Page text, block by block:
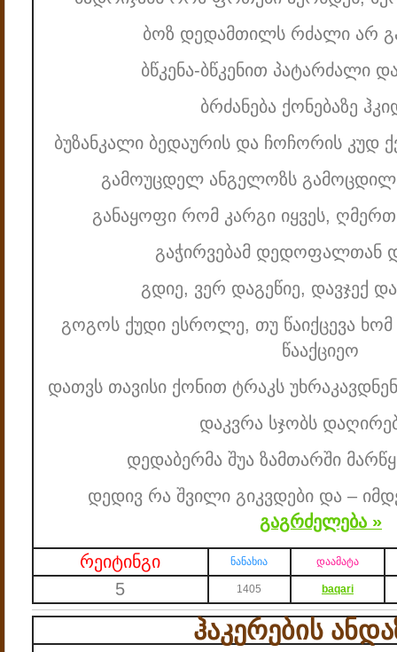
ბოზ დედამთილს რძალი არ
ბწკენა-ბწკენით პატარძალი
ბრძანება ქონებაზე
ბუზანკალი ბედაურის და ჩოჩორის კუდ
გამოუცდელ ანგელოზს
განაყოფი რომ კარგი იყვეს,
გაჭირვებამ დედოფალთან
გდიე, ვერ დაგეწიე, დავჯექ
გოგოს ქუდი ესროლე, თუ წაიქცევა
წააქციეო
დათვს თავისი ქონით ტრაკს
დაკვრა სჯობს
დედაბერმა შუა ზამთარში
დედივ რა შვილი გიკვდები და –
გაგრძელება »
რეიტინგი ნანახია დაამატა
5 1405 baqari
ჰაკერების